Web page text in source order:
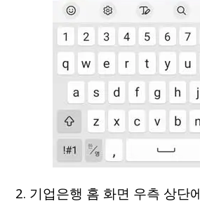
2. 기업은행 홈 화면 우측 상단